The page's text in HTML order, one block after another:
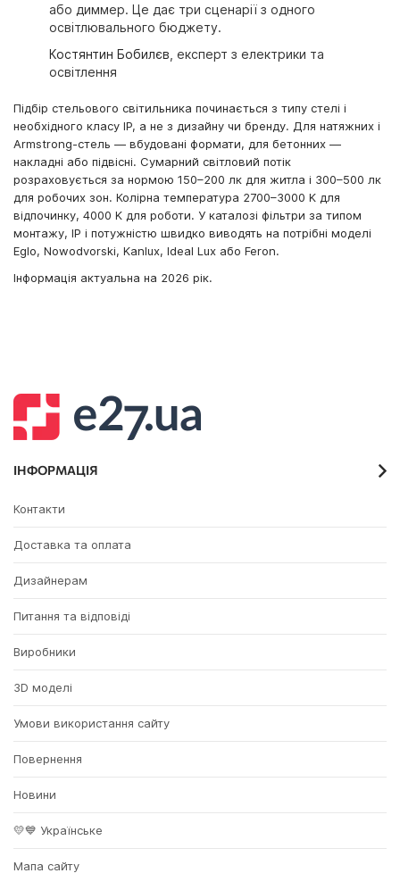
або диммер. Це дає три сценарії з одного
освітлювального бюджету.
Костянтин Бобилєв , експерт з електрики та
освітлення
Підбір стельового світильника починається з типу стелі і
необхідного класу IP, а не з дизайну чи бренду. Для натяжних і
Armstrong-стель — вбудовані формати, для бетонних —
накладні або підвісні. Сумарний світловий потік
розраховується за нормою 150–200 лк для житла і 300–500 лк
для робочих зон. Колірна температура 2700–3000 K для
відпочинку, 4000 K для роботи. У каталозі фільтри за типом
монтажу, IP і потужністю швидко виводять на потрібні моделі
Eglo, Nowodvorski, Kanlux, Ideal Lux або Feron.
Інформація актуальна на 2026 рік.
ІНФОРМАЦІЯ
Контакти
Доставка та оплата
Дизайнерам
Питання та відповіді
Виробники
3D моделі
Умови використання сайту
Повернення
Новини
💛💙 Українське
Мапа сайту